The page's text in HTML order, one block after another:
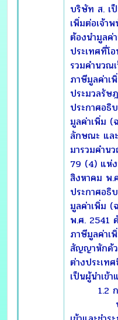
บริษัท ส. เป็
เพิ่มต่อเจ้า
ต้องนำมูลค่
ประเทศที่โ
รวมคำนวณ
ภาษีมูลค่าเ
ประมวลรัษ
ประกาศอธิ
มูลค่าเพิ่ม
ลักษณะ แล
มารวมคำน
79 (4) แห่
สิงหาคม พ.
ประกาศอธิ
มูลค่าเพิ่ม
พ.ศ. 2541
ภาษีมูลค่าเ
สัญญาหักด้ว
ต่างประเท
เป็นผู้นำเข้า
1.2 กร
บริษัท